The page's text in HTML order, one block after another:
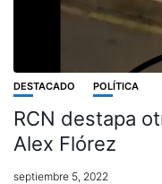
DESTACADO POLÍTICA
RCN destapa
Alex Flórez
septiembre 5, 2022